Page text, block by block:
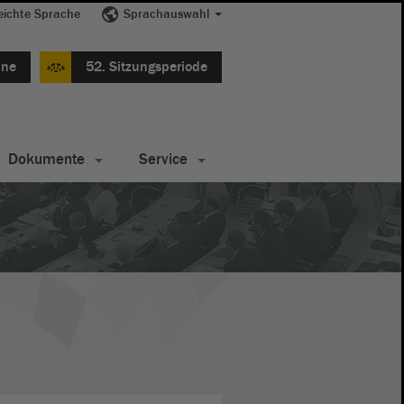
Sprache Sprachauswahl
52. Sitzungsperiode
Dokumente Service